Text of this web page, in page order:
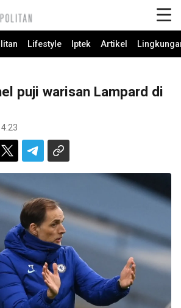
Lifestyle Iptek Artikel
puji warisan Lampard di